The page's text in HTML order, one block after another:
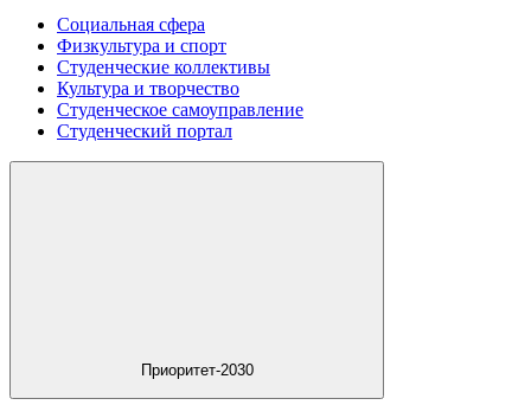
Социальная сфера
Физкультура и спорт
Студенческие коллективы
Культура и творчество
Студенческое самоуправление
Студенческий портал
Приоритет-2030